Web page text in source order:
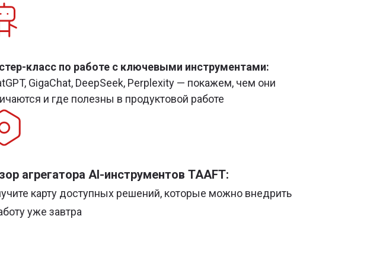
класс по работе с ключевыми инструментами:
GigaChat, DeepSeek, Perplexity — покажем, чем они
и где полезны в продуктовой работе
агрегатора AI-инструментов TAAFT:
карту доступных решений, которые можно внедрить
уже завтра